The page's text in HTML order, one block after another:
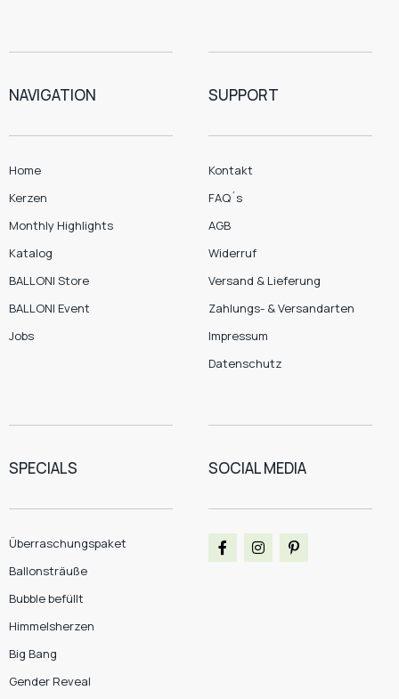
NAVIGATION
Home
Kerzen
Monthly Highlights
Katalog
BALLONI Store
BALLONI Event
Jobs
SUPPORT
Kontakt
FAQ´s
AGB
Widerruf
Versand & Lieferung
Zahlungs- & Versandarten
Impressum
Datenschutz
SPECIALS
Überraschungspaket
Ballonsträuße
Bubble befüllt
Himmelsherzen
Big Bang
Gender Reveal
SOCIAL MEDIA